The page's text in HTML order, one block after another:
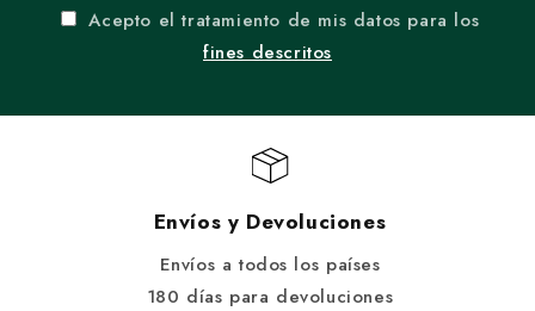
Acepto el tratamiento de mis datos para los
fines descritos
Envíos y Devoluciones
Envíos a todos los países
180 días para devoluciones